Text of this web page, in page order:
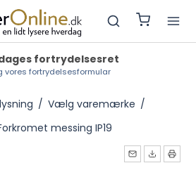
fortrydelsesret
vores fortrydelsesformular
/ Vælg varemærke /
messing IP19